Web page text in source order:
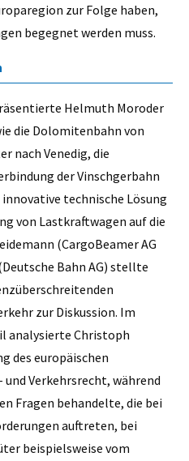
zur Folge haben,
begegnet werden muss.
Helmuth Moroder
die Dolomitenbahn von
nach Venedig, die
der Vinschgerbahn
technische Lösung
von Lastkraftwagen auf die
(CargoBeamer AG
Bahn AG) stellte
zur Diskussion. Im
analysierte Christoph
des europäischen
Verkehrsrecht, während
Fragen behandelte, die bei
auftreten, bei
beispielsweise vom